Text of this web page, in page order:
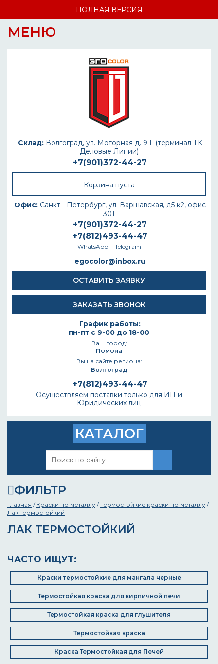
ПОЛНАЯ ВЕРСИЯ
МЕНЮ
Склад:Волгоград, ул. Моторная д. 9 Г (терминал ТК
Деловые Линии)
+7(901)372-44-27
Корзина пуста
Офис: Санкт - Петербург, ул. Варшавская, д5 к2, офис
301
+7(901)372-44-27
+7(812)493-44-47
WhatsApp Telegram
egocolor@inbox.ru
ОСТАВИТЬ ЗАЯВКУ
ЗАКАЗАТЬ ЗВОНОК
График работы:
пн-пт с 9-00 до 18-00
Ваш город:
Помона
Вы на сайте региона:
Волгоград
+7(812)493-44-47
Осуществляем поставки только для ИП и
Юридических лиц
КАТАЛОГ
ФИЛЬТР
Главная / Краски по металлу /Термостойкие краски по металлу /
Лак термостойкий
ЛАК ТЕРМОСТОЙКИЙ
ЧАСТО ИЩУТ:
Краски термостойкие для мангала черные
Термостойкая краска для кирпичной печи
Термостойкая краска для глушителя
Термостойкая краска
Краска Термостойкая для Печей